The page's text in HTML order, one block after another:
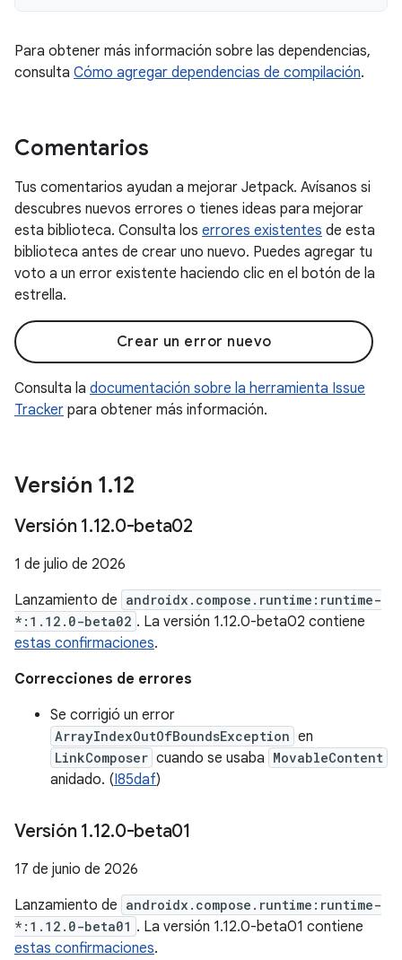
Para obtener más información sobre las dependencias,
consulta Cómo agregar dependencias de compilación.
Comentarios
Tus comentarios ayudan a mejorar Jetpack. Avísanos si
descubres nuevos errores o tienes ideas para mejorar
esta biblioteca. Consulta los errores existentes de esta
biblioteca antes de crear uno nuevo. Puedes agregar tu
voto a un error existente haciendo clic en el botón de la
estrella.
Crear un error nuevo
Consulta la documentación sobre la herramienta Issue
Tracker para obtener más información.
Versión 1.12
Versión 1.12.0-beta02
1 de julio de 2026
Lanzamiento de androidx.compose.runtime:runtime-
*:1.12.0-beta02 . La versión 1.12.0-beta02 contiene
estas confirmaciones.
Correcciones de errores
Se corrigió un error
ArrayIndexOutOfBoundsException en
LinkComposer cuando se usaba MovableContent
anidado. (I85daf)
Versión 1.12.0-beta01
17 de junio de 2026
Lanzamiento de androidx.compose.runtime:runtime-
*:1.12.0-beta01 . La versión 1.12.0-beta01 contiene
estas confirmaciones.